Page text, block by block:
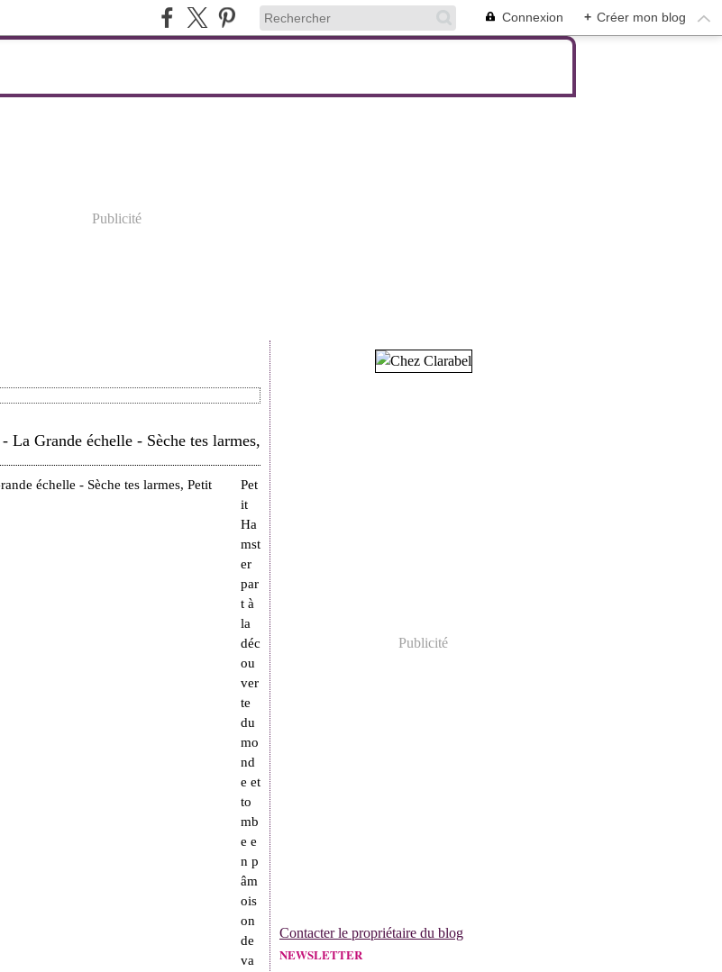
Connexion + Créer mon blog
Publicité
La Grande échelle - Sèche tes larmes,
Pet
it
Ha
mst
er
par
t à
la
déc
ou
ver
te
du
mo
nd
e et
to
mb
e e
n p
âm
ois
on
de
va
Publicité
Contacter le propriétaire du blog
NEWSLETTER